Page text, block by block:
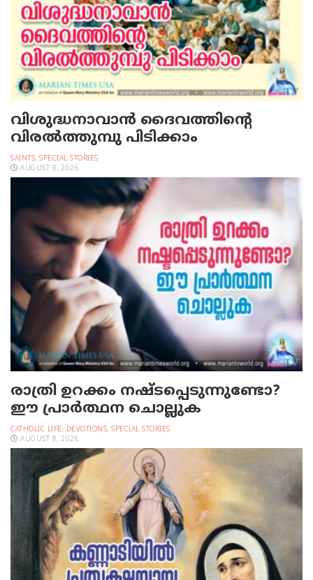
വിശുദ്ധനാവാന്‍ ദൈവത്തിന്റെ
വിരല്‍ത്തുമ്പു പിടിക്കാം
SAINTS, SPECIAL STORIES
AUGUST 8, 2026
രാത്രി ഉറക്കം നഷ്ടപ്പെടുന്നുണ്ടോ?
ഈ പ്രാര്‍ത്ഥന ചൊല്ലുക
CATHOLIC LIFE, DEVOTIONS, SPECIAL STORIES
AUGUST 8, 2026